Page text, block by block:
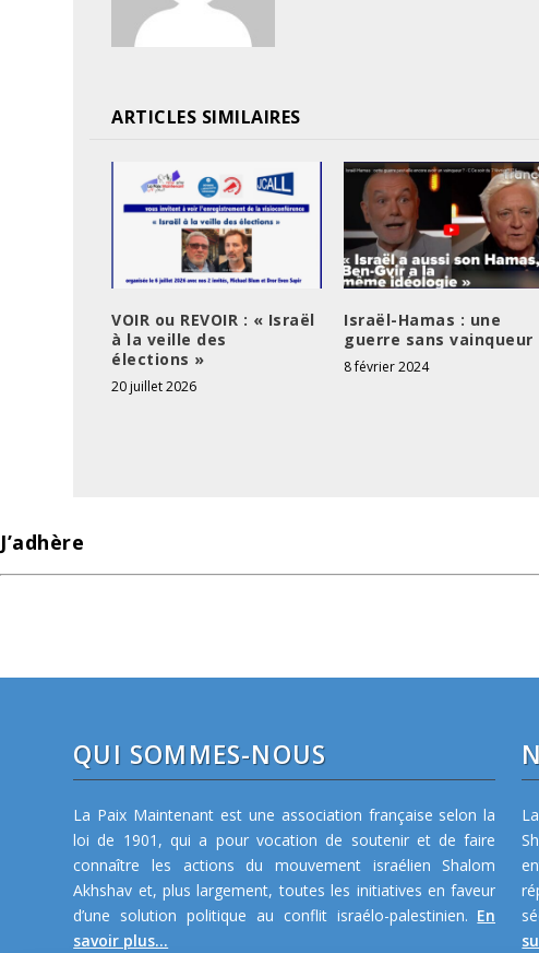
ARTICLES SIMILAIRES
VOIR ou REVOIR : « Israël
à la veille des
élections »
20 juillet 2026
Israël-Hamas : une
guerre sans vainqueur
8 février 2024
J’adhère
QUI SOMMES-NOUS
La Paix Maintenant est une association française selon la
loi de 1901, qui a pour vocation de soutenir et de faire
connaître les actions du mouvement israélien Shalom
Akhshav et, plus largement, toutes les initiatives en faveur
d’une solution politique au conflit israélo-palestinien. En
savoir plus...